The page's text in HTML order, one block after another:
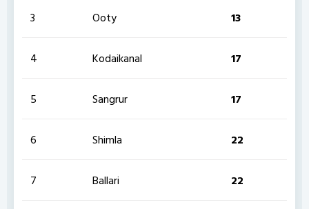
3 Ooty 13
4 Kodaikanal 17
5 Sangrur 17
6 Shimla 22
7 Ballari 22